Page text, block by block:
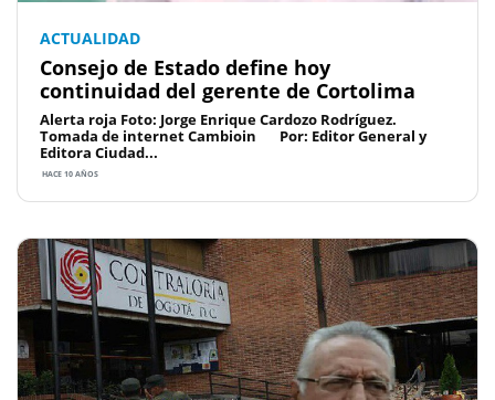
ACTUALIDAD
Consejo de Estado define hoy
continuidad del gerente de Cortolima
Alerta roja Foto: Jorge Enrique Cardozo Rodríguez.
Tomada de internet Cambioin Por: Editor General y
Editora Ciudad...
HACE 10 AÑOS